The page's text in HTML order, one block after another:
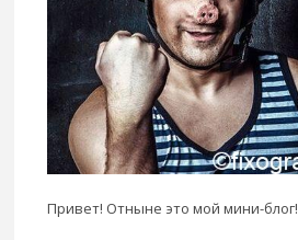
Привет! Отныне это мой мини-блог!